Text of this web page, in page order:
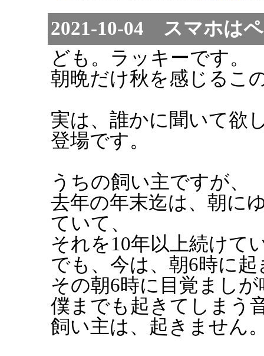
2021-10-04 スマホは
ども。ラッキーです。
朝晩だけ秋を感じるこ
実は、誰かに聞いて欲
登場です。
うちの飼い主ですが、
去年の年末迄は、朝に
ていて、
それを10年以上続けて
でも、今は、朝6時に
その朝6時に目覚まし
僕までも起きてしまう
飼い主は、起きません